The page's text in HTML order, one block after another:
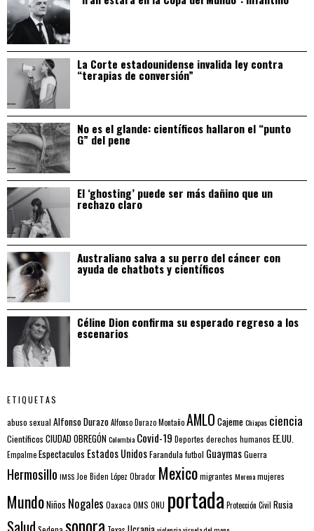
La Corte estadounidense invalida ley contra
“terapias de conversión”
No es el glande: científicos hallaron el “punto
G” del pene
El ‘ghosting’ puede ser más dañino que un
rechazo claro
Australiano salva a su perro del cáncer con
ayuda de chatbots y científicos
Céline Dion confirma su esperado regreso a los
escenarios
ETIQUETAS
abuso sexual Alfonso DurazoAlfonso Durazo MontañoAMLO CajemeChiapas ciencia
Científicos CIUDAD OBREGÓNColombia Covid-19 Deportes derechos humanos EE.UU.
EmpalmeEspectaculos Estados UnidosFarandulafutbol GuaymasGuerra
Hermosillo IMSS Joe Biden López Obrador Mexicomigrantes Morenamujeres
MundoNiños Nogales Oaxaca OMS ONU portada Protección Civil Rusia
sonora